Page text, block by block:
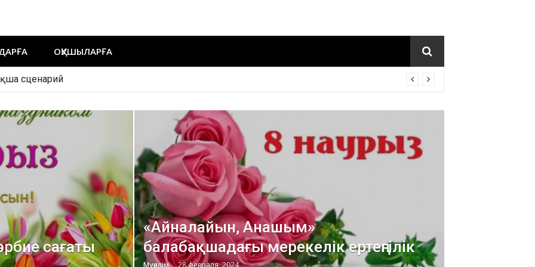
ОҚУШЫЛАРҒА
сценарий
сағаты
«Айналайын, Анашым»
балабақшадағы мерекелік ертеңгілік